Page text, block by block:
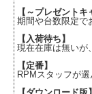
【～プレゼントキ
期間や台数限定で
【入荷待ち】
現在在庫は無いが
【定番】
RPMスタッフが